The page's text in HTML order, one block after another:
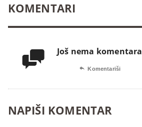
KOMENTARI
 Još nema komentara
 Komentariši
NAPIŠI KOMENTAR